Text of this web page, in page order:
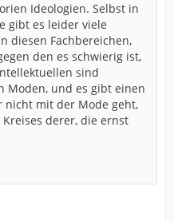
Ideologien. Selbst in
gibt es leider viele
diesen Fachbereichen,
den es schwierig ist,
sind
Moden, und es gibt einen
nicht mit der Mode geht,
derer, die ernst